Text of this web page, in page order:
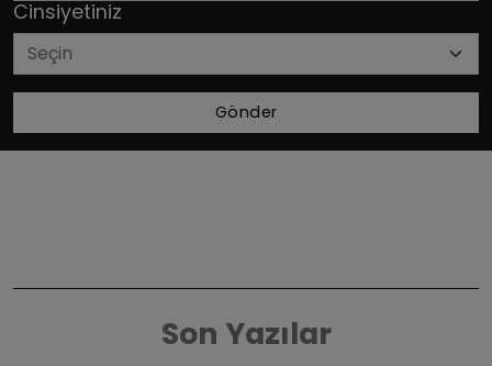
Cinsiyetiniz
Gönder
Son Yazılar